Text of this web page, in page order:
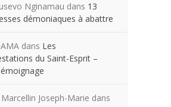
Nginamau dans 13
démoniaques à abattre
dans Les
du Saint-Esprit –
Joseph-Marie dans